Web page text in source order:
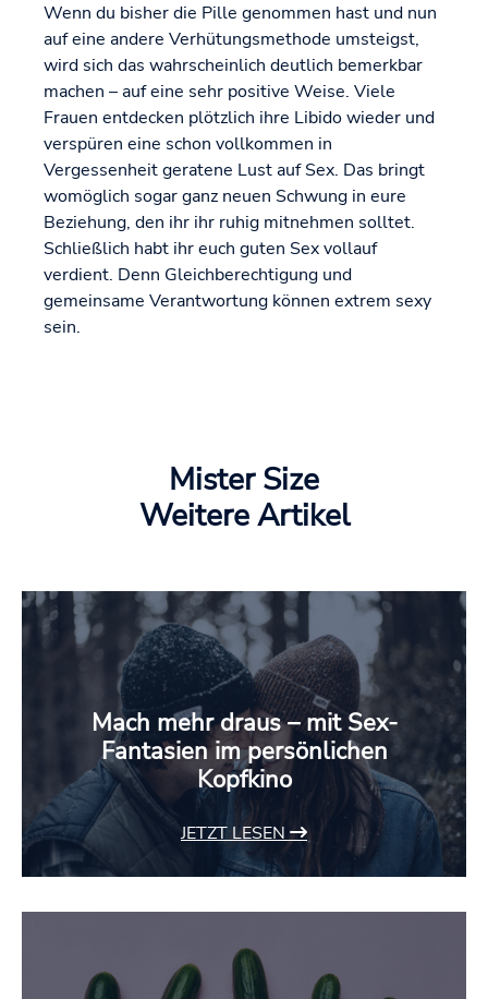
Wenn du bisher die Pille genommen hast und nun
auf eine andere Verhütungsmethode umsteigst,
wird sich das wahrscheinlich deutlich bemerkbar
machen – auf eine sehr positive Weise. Viele
Frauen entdecken plötzlich ihre Libido wieder und
verspüren eine schon vollkommen in
Vergessenheit geratene Lust auf Sex. Das bringt
womöglich sogar ganz neuen Schwung in eure
Beziehung, den ihr ihr ruhig mitnehmen solltet.
Schließlich habt ihr euch guten Sex vollauf
verdient. Denn Gleichberechtigung und
gemeinsame Verantwortung können extrem sexy
sein.
Mister Size
Weitere Artikel
Mach mehr draus – mit Sex-
Fantasien im persönlichen
Kopfkino
JETZT LESEN